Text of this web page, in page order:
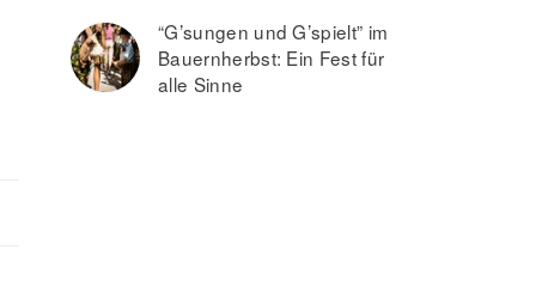
“G’sungen und G’spielt” im
Bauernherbst: Ein Fest für
alle Sinne